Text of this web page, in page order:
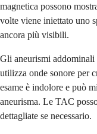
magnetica possono
volte viene iniettato uno
ancora più visibili.
Gli aneurismi addominali
utilizza onde sonore per
esame è indolore e può
aneurisma. Le TAC
dettagliate se necessario.